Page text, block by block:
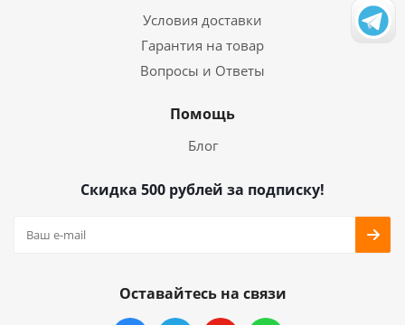
Условия доставки
Гарантия на товар
Вопросы и Ответы
Помощь
Блог
Скидка 500 рублей за подписку!
Оставайтесь на связи